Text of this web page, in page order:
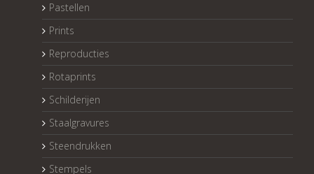
Pastellen
Prints
Reproducties
Rotaprints
Schilderijen
Staalgravures
Steendrukken
Stempels